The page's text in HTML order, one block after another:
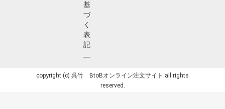
基
づ
く
表
記
copyright (c) 呉竹 BtoBオンライン注文サイト all rights
reserved.